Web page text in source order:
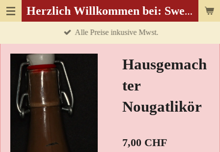
Zum
Herzlich Willkommen bei: Sweetwolf.ch
Alle Preise inkusive Mwst.
Hausgemach
ter
Nougatlikör
7,00 CHF